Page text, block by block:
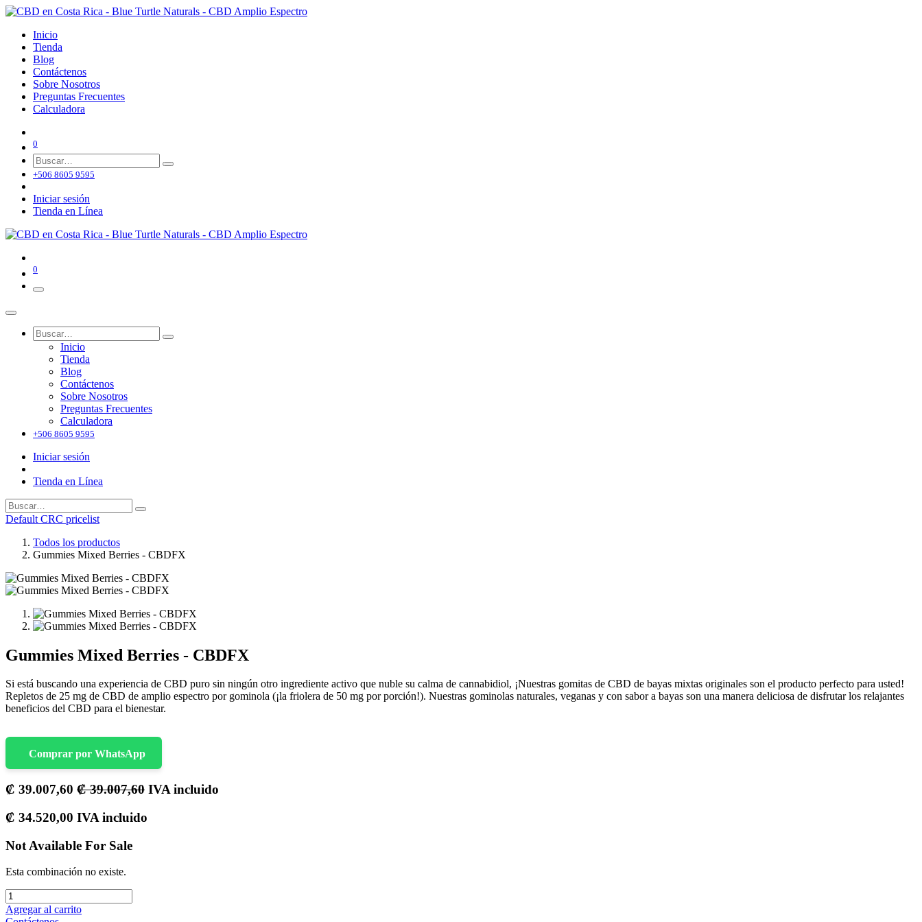
Inicio
Tienda
Blog
Contáctenos
Sobre Nosotros
Preguntas Frecuentes
Calculadora
0
+506 8605 9595
Iniciar sesión
Tienda en Línea
0
Inicio
Tienda
Blog
Contáctenos
Sobre Nosotros
Preguntas Frecuentes
Calculadora
+506 8605 9595
Iniciar sesión
Tienda en Línea
Default CRC pricelist
Todos los productos
Gummies Mixed Berries - CBDFX
Gummies Mixed Berries - CBDFX
Si está buscando una experiencia de CBD puro sin ningún otro ingrediente activo que nuble su calma de cannabidiol, ¡Nuestras gomitas de CBD de bayas mixtas originales son el producto perfecto para usted!
Repletos de 25 mg de CBD de amplio espectro por gominola (¡la friolera de 50 mg por porción!). Nuestras gominolas naturales, veganas y con sabor a bayas son una manera deliciosa de disfrutar los relajantes
beneficios del CBD para el bienestar.
Comprar por WhatsApp
₡ 39.007,60 ₡39.007,60 IVA incluido
₡ 34.520,00 IVA incluido
Not Available For Sale
Esta combinación no existe.
Agregar al carrito